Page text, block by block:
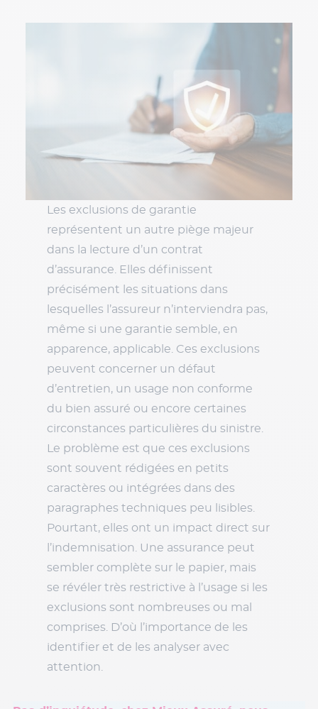
Les exclusions de garantie
représentent un autre piège majeur
dans la lecture d’un contrat
d’assurance. Elles définissent
précisément les situations dans
lesquelles l’assureur n’interviendra pas,
même si une garantie semble, en
apparence, applicable. Ces exclusions
peuvent concerner un défaut
d’entretien, un usage non conforme
du bien assuré ou encore certaines
circonstances particulières du sinistre.
Le problème est que ces exclusions
sont souvent rédigées en petits
caractères ou intégrées dans des
paragraphes techniques peu lisibles.
Pourtant, elles ont un impact direct sur
l’indemnisation. Une assurance peut
sembler complète sur le papier, mais
se révéler très restrictive à l’usage si les
exclusions sont nombreuses ou mal
comprises. D’où l’importance de les
identifier et de les analyser avec
attention.